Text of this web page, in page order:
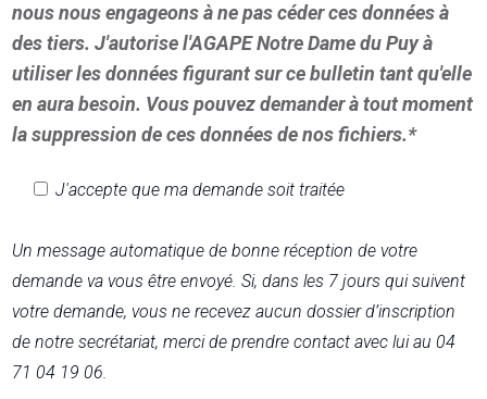
nous nous engageons à ne pas céder ces données à
des tiers. J'autorise l'AGAPE Notre Dame du Puy à
utiliser les données figurant sur ce bulletin tant qu'elle
en aura besoin. Vous pouvez demander à tout moment
la suppression de ces données de nos fichiers.*
J'accepte que ma demande soit traitée
Un message automatique de bonne réception de votre
demande va vous être envoyé. Si, dans les 7 jours qui suivent
votre demande, vous ne recevez aucun dossier d’inscription
de notre secrétariat, merci de prendre contact avec lui au 04
71 04 19 06.